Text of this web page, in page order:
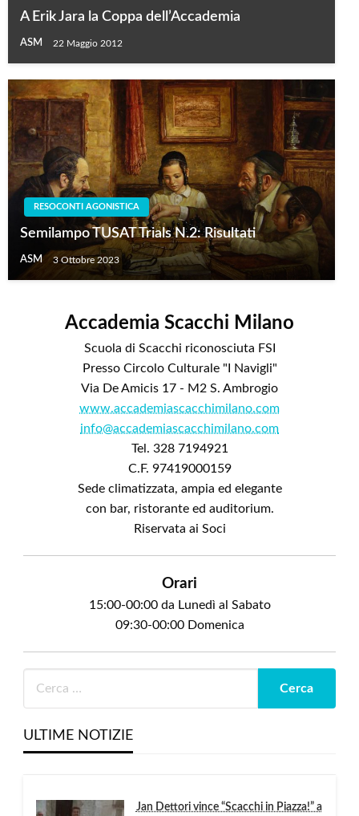
A Erik Jara la Coppa dell’Accademia
ASM 22 Maggio 2012
RESOCONTI AGONISTICA
Semilampo TUSAT Trials N.2: Risultati
ASM 3 Ottobre 2023
Accademia Scacchi Milano
Scuola di Scacchi riconosciuta FSI
Presso Circolo Culturale "I Navigli"
Via De Amicis 17 - M2 S. Ambrogio
www.accademiascacchimilano.com
info@accademiascacchimilano.com
Tel. 328 7194921
C.F. 97419000159
Sede climatizzata, ampia ed elegante
con bar, ristorante ed auditorium.
Riservata ai Soci
Orari
15:00-00:00 da Lunedì al Sabato
09:30-00:00 Domenica
ULTIME NOTIZIE
Jan Dettori vince “Scacchi in Piazza!” a